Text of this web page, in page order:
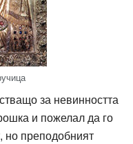
за невинността
и пожелал да го
но преподобният